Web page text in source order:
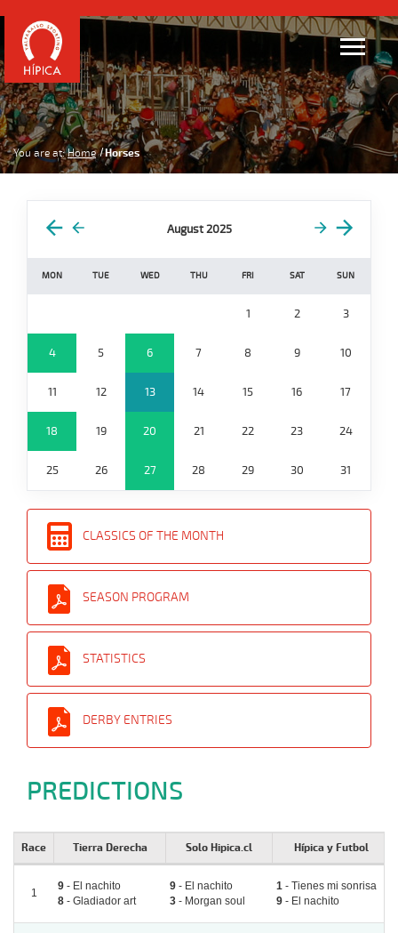
You are at: Home Horses
August 2025
MON TUE WED THU FRI SAT SUN
1 2 3
4 5 6 7 8 9 10
11 12 13 14 15 16 17
18 19 20 21 22 23 24
25 26 27 28 29 30 31
CLASSICS OF THE MONTH
SEASON PROGRAM
STATISTICS
DERBY ENTRIES
PREDICTIONS
Race Tierra Derecha Solo Hipica.cl Hípica y Futbol
1
9 - El nachito
8 - Gladiador art
9 - El nachito
3 - Morgan soul
1 - Tienes mi sonrisa
9 - El nachito